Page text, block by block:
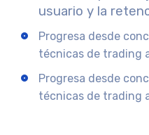
usuario y la
Progresa desde
técnicas de trading
Progresa desde
técnicas de trading